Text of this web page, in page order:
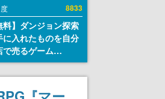
8833
料】ダンジョン探索
に入れたものを自分
で売るゲーム
』が
にて無料配布中！
『Moonlighter 2』